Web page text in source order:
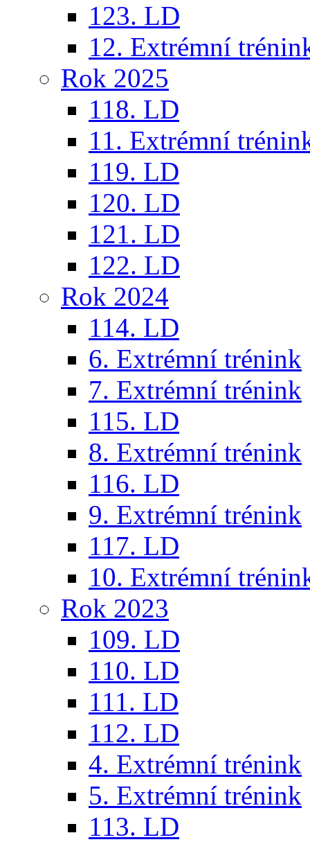
123. LD
12. Extrémní
Rok 2025
118. LD
11. Extrémní
119. LD
120. LD
121. LD
122. LD
Rok 2024
114. LD
6. Extrémní trénink
7. Extrémní trénink
115. LD
8. Extrémní trénink
116. LD
9. Extrémní trénink
117. LD
10. Extrémní
Rok 2023
109. LD
110. LD
111. LD
112. LD
4. Extrémní trénink
5. Extrémní trénink
113. LD